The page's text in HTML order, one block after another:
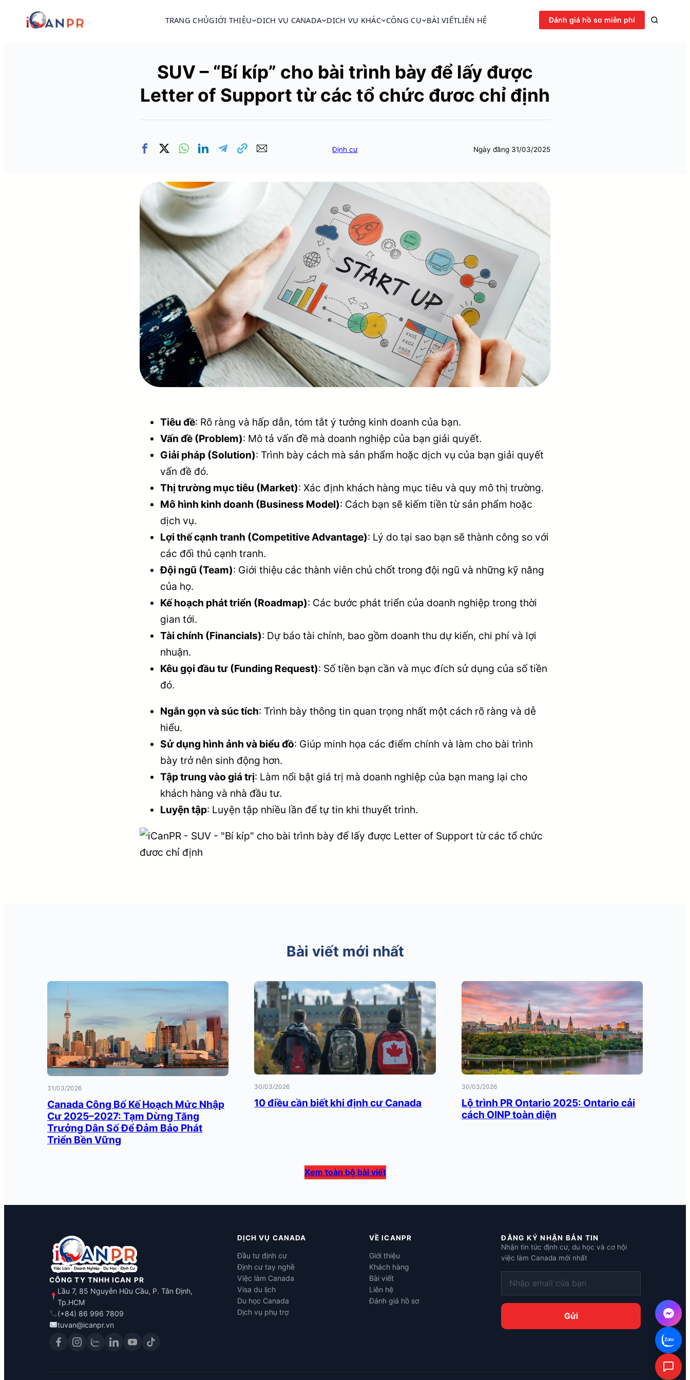
TRANG CHỦGIỚI THIỆU DỊCH VỤ CANADA DỊCH VỤ KHÁC CÔNG CỤ BÀI VIẾTLIÊN HỆ Đánh giá hồ sơ miễn phí
SUV – “Bí kíp” cho bài trình bày để lấy được
Letter of Support từ các tổ chức đươc chỉ định
Định cư Ngày đăng 31/03/2025
Tiêu đề: Rõ ràng và hấp dẫn, tóm tắt ý tưởng kinh doanh của bạn.
Vấn đề (Problem): Mô tả vấn đề mà doanh nghiệp của bạn giải quyết.
Giải pháp (Solution): Trình bày cách mà sản phẩm hoặc dịch vụ của bạn giải quyết
vấn đề đó.
Thị trường mục tiêu (Market): Xác định khách hàng mục tiêu và quy mô thị trường.
Mô hình kinh doanh (Business Model): Cách bạn sẽ kiếm tiền từ sản phẩm hoặc
dịch vụ.
Lợi thế cạnh tranh (Competitive Advantage): Lý do tại sao bạn sẽ thành công so với
các đối thủ cạnh tranh.
Đội ngũ (Team): Giới thiệu các thành viên chủ chốt trong đội ngũ và những kỹ năng
của họ.
Kế hoạch phát triển (Roadmap): Các bước phát triển của doanh nghiệp trong thời
gian tới.
Tài chính (Financials): Dự báo tài chính, bao gồm doanh thu dự kiến, chi phí và lợi
nhuận.
Kêu gọi đầu tư (Funding Request): Số tiền bạn cần và mục đích sử dụng của số tiền
đó.
Ngắn gọn và súc tích: Trình bày thông tin quan trọng nhất một cách rõ ràng và dễ
hiểu.
Sử dụng hình ảnh và biểu đồ: Giúp minh họa các điểm chính và làm cho bài trình
bày trở nên sinh động hơn.
Tập trung vào giá trị: Làm nổi bật giá trị mà doanh nghiệp của bạn mang lại cho
khách hàng và nhà đầu tư.
Luyện tập: Luyện tập nhiều lần để tự tin khi thuyết trình.
Bài viết mới nhất
31/03/2026
Canada Công Bố Kế Hoạch Mức Nhập
Cư 2025–2027: Tạm Dừng Tăng
Trưởng Dân Số Để Đảm Bảo Phát
Triển Bền Vững
30/03/2026
10 điều cần biết khi định cư Canada
30/03/2026
Lộ trình PR Ontario 2025: Ontario cải
cách OINP toàn diện
Xem toàn bộ bài viết
CÔNG TY TNHH ICAN PR
Lầu 7, 85 Nguyễn Hữu Cầu, P. Tân Định,
Tp.HCM
(+84) 86 996 7809
tuvan@icanpr.vn
DỊCH VỤ CANADA
Đầu tư định cư
Định cư tay nghề
Việc làm Canada
Visa du lịch
Du học Canada
Dịch vụ phụ trợ
VỀ ICANPR
Giới thiệu
Khách hàng
Bài viết
Liên hệ
Đánh giá hồ sơ
ĐĂNG KÝ NHẬN BẢN TIN
Nhận tin tức định cư, du học và cơ hội
việc làm Canada mới nhất